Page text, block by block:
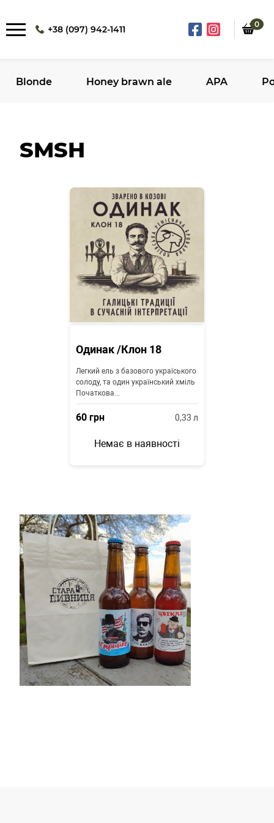
+38 (097) 942-1411 0
Blonde Honey brawn ale APA
SMSH
Одинак /Клон 18
Легкий ель з базового україського
солоду, та один український хміль
Початкова...
60 грн 0,33 л
Немає в наявності